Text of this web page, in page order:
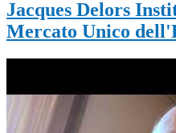
Jacques Delors
Mercato Unico